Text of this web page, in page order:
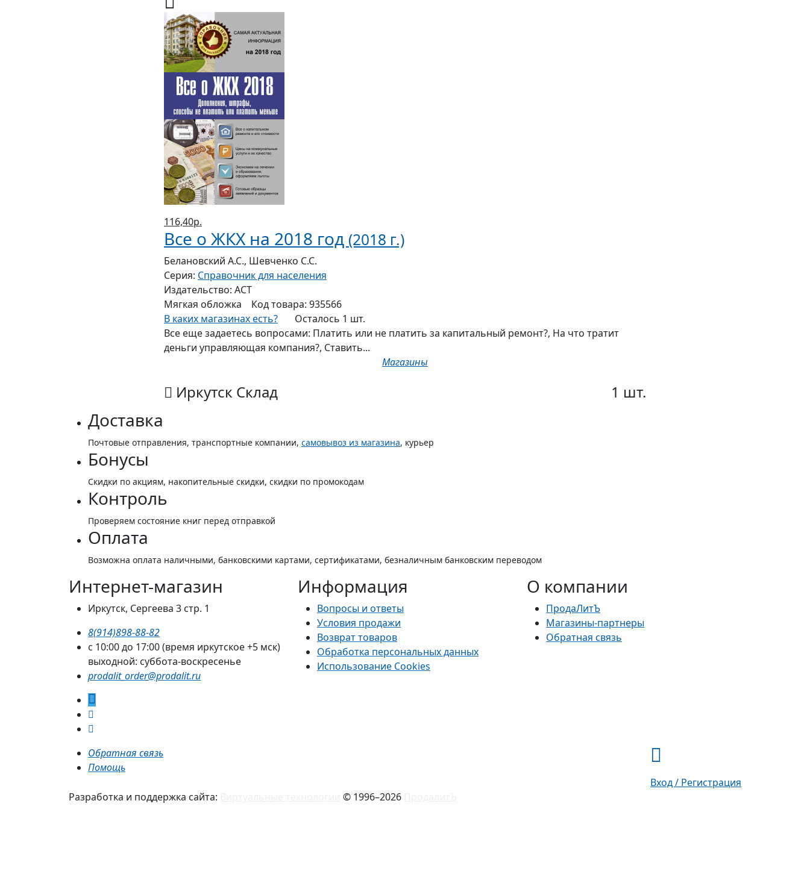
116,40р.
Все о ЖКХ на 2018 год (2018 г.)
Белановский А.С., Шевченко С.С.
Серия: Справочник для населения
Издательство: АСТ
Мягкая обложка Код товара: 935566
В каких магазинах есть?
Осталось 1 шт.
Все еще задаетесь вопросами: Платить или не платить за капитальный ремонт?, На что тратит
деньги управляющая компания?, Ставить...
Магазины
Иркутск Склад 1 шт.
Доставка
Почтовые отправления, транспортные компании, самовывоз из магазина, курьер
Бонусы
Скидки по акциям, накопительные скидки, скидки по промокодам
Контроль
Проверяем состояние книг перед отправкой
Оплата
Возможна оплата наличными, банковскими картами, сертификатами, безналичным банковским переводом
Интернет-магазин
Иркутск, Сергеева 3 стр. 1
8(914)898-88-82
с 10:00 до 17:00 (время иркутское +5 мск)
выходной: суббота-воскресенье
prodalit_order@prodalit.ru
Информация
Вопросы и ответы
Условия продажи
Возврат товаров
Обработка персональных данных
Использование Cookies
О компании
ПродаЛитЪ
Магазины-партнеры
Обратная связь
Обратная связь
Помощь
Вход / Регистрация
Разработка и поддержка сайта:
© 1996–2026